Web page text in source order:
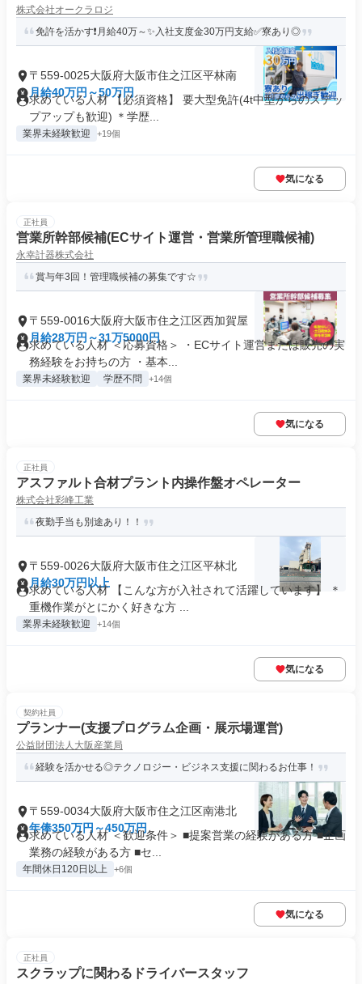
株式会社オークラロジ
免許を活かす❗月給40万～✨入社支度金30万円支給✅寮あり◎
〒559-0025大阪府大阪市住之江区平林南
月給40万円～50万円
求めている人材 【必須資格】 要大型免許(4t中型からのステッ
プアップも歓迎) ＊学歴...
業界未経験歓迎 +19個
気になる
正社員
営業所幹部候補(ECサイト運営・営業所管理職候補)
永幸計器株式会社
賞与年3回！管理職候補の募集です☆
〒559-0016大阪府大阪市住之江区西加賀屋
月給28万円～31万5000円
求めている人材 ＜応募資格＞ ・ECサイト運営または販売の実
務経験をお持ちの方 ・基本...
業界未経験歓迎 学歴不問 +14個
気になる
正社員
アスファルト合材プラント内操作盤オペレーター
株式会社彩峰工業
夜勤手当も別途あり！！
〒559-0026大阪府大阪市住之江区平林北
月給30万円以上
求めている人材 【こんな方が入社されて活躍しています】 ＊
重機作業がとにかく好きな方 ...
業界未経験歓迎 +14個
気になる
契約社員
プランナー(支援プログラム企画・展示場運営)
公益財団法人大阪産業局
経験を活かせる◎テクノロジー・ビジネス支援に関わるお仕事！
〒559-0034大阪府大阪市住之江区南港北
年俸350万円～450万円
求めている人材 ＜歓迎条件＞ ■提案営業の経験がある方 ■企画
業務の経験がある方 ■セ...
年間休日120日以上 +6個
気になる
正社員
スクラップに関わるドライバースタッフ